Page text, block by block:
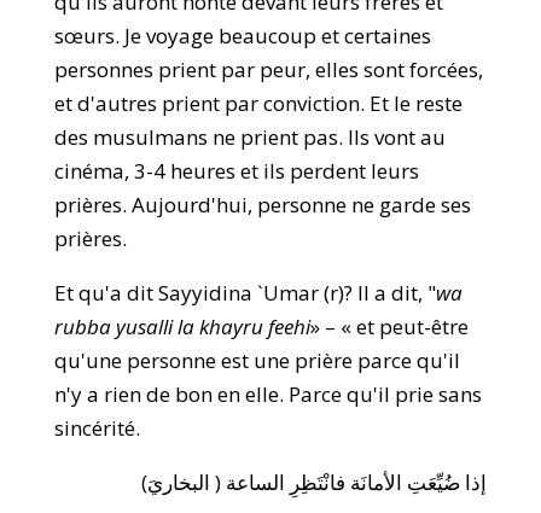
sœurs. Je voyage beaucoup et certaines
personnes prient par peur, elles sont forcées,
et d'autres prient par conviction. Et le reste
des musulmans ne prient pas. Ils vont au
cinéma, 3-4 heures et ils perdent leurs
prières. Aujourd'hui, personne ne garde ses
prières.
Et qu'a dit Sayyidina `Umar (r)? Il a dit, "wa
rubba yusalli la khayru feehi» – « et peut-être
qu'une personne est une prière parce qu'il
n'y a rien de bon en elle. Parce qu'il prie sans
sincérité.
إذا ضُيِّعَتِ الأمانَة فانْتَظِرِ الساعة ( البخاريَ)